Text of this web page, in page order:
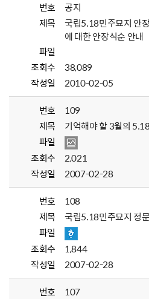
번호
공지
제목
국립5.18민주묘지 안
에 대한 안장식순 안내
파일
조회수
38,089
작성일
2010-02-05
번호
109
제목
기억해야 할 3월의
파일
조회수
2,021
작성일
2007-02-28
번호
108
제목
국립5.18민주묘지 정
파일
조회수
1,844
작성일
2007-02-28
번호
107